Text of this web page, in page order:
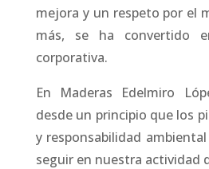
mejora y un respeto por el
más, se ha convertido
corporativa.
En Maderas Edelmiro
desde un principio que los
y responsabilidad
seguir en nuestra actividad